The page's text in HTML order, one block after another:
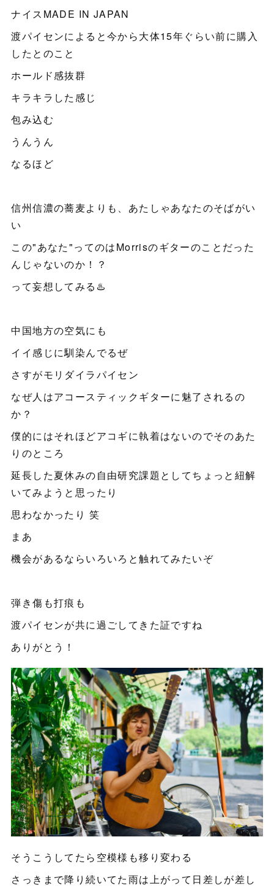
ナイスMADE IN JAPAN
渡パイセンによると今から大体15年ぐらい前に購入
したとのこと
ホールド感抜群
キラキラした感じ
包み込む
うんうん
なるほど
信州信濃の蕎麦よりも、あたしゃあなたのそばがい
い
この"あなた"ってのはMorrisのギターのことだった
んじゃないのか！？
って妄想してみる♨️
中国地方の空気にも
イイ感じに馴染んでるぜ
さすがモリダイラパイセン
なぜ人はアコースティックギターに魅了されるの
か？
僕的にはそれほどアコギに執着はないのでそのあた
りのところ
延長した夏休みの自由研究課題としてちょっと紐解
いてみようと思ったり
思わなかったり 笑
まあ
機会があるならいろいろと触れてみたいぞ
弾き傷も打痕も
渡パイセンが共に過ごしてきた証ですね
ありがとう！
そうこうしてたら空模様も移り変わる
さっきまで降り続いてた雨は上がって日差しが差し